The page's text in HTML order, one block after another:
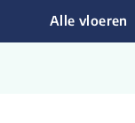
Alle vloeren